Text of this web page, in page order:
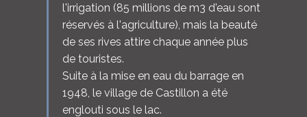
l'irrigation (85 millions de m3 d'eau sont
réservés à l'agriculture), mais la beauté
de ses rives attire chaque année plus
de touristes.
Suite à la mise en eau du barrage en
1948, le village de Castillon a été
englouti sous le lac.